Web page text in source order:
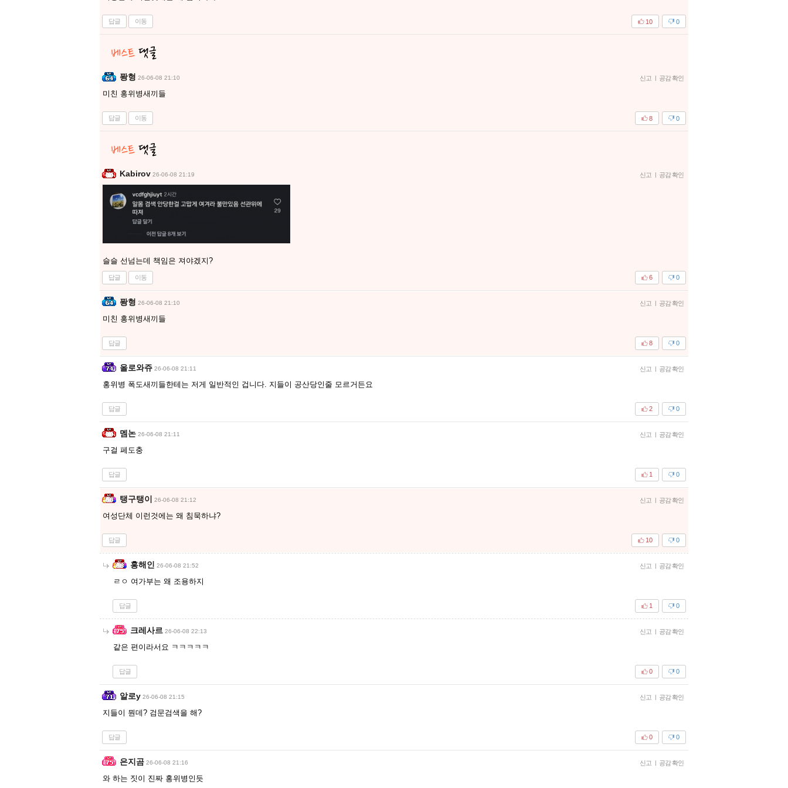
답글 이동 0
10
퐝형 26-06-08 21:10 신고 | 공감 확인
미친 홍위병새끼들
답글 이동 0
8
Kabirov 26-06-08 21:19 신고 | 공감 확인
슬슬 선넘는데 책임은 져야겠지?
답글 이동 0
6
퐝형 26-06-08 21:10 신고 | 공감 확인
미친 홍위병새끼들
답글 0
8
올로와쥬 26-06-08 21:11 신고 | 공감 확인
홍위병 폭도새끼들한테는 저게 일반적인 겁니다. 지들이 공산당인줄 모르거든요
답글 0
2
멤논 26-06-08 21:11 신고 | 공감 확인
구걸 페도충
답글 0
1
탱구탱이 26-06-08 21:12 신고 | 공감 확인
여성단체 이런것에는 왜 침묵하냐?
답글 0
10
홍해인 26-06-08 21:52 신고 | 공감 확인
ㄹㅇ 여가부는 왜 조용하지
답글 0
1
크레사르 26-06-08 22:13 신고 | 공감 확인
같은 편이라서요 ㅋㅋㅋㅋㅋ
답글 0
0
알로y 26-06-08 21:15 신고 | 공감 확인
지들이 뭔데? 검문검색을 해?
답글 0
0
은지곰 26-06-08 21:16 신고 | 공감 확인
와 하는 짓이 진짜 홍위병인듯